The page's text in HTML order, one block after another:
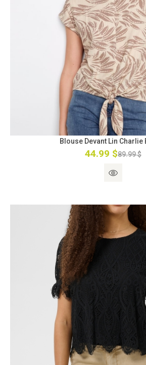
Blouse Devant Lin Charlie
44.99 $89.99 $